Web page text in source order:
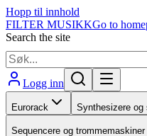
Hopp til innhold
FILTER MUSIKKGo to
Search the site
Logg inn
Eurorack Synthesizere og
Sequencere og trommemaskiner